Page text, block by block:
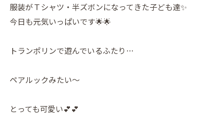
服装がＴシャツ・半ズボンになってきた子ども達✨
今日も元気いっぱいです🌟🌟
トランポリンで遊んでいるふたり…
ペアルックみたい〜
とっても可愛い💕💕